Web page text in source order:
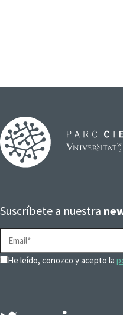
Suscríbete a nuestra
He leído, conozco y acepto la